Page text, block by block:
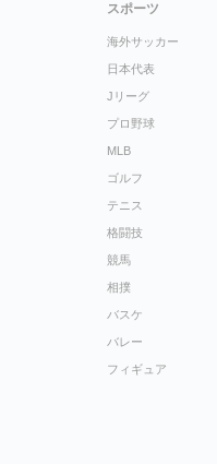
スポーツ
海外サッカー
日本代表
Jリーグ
プロ野球
MLB
ゴルフ
テニス
格闘技
競馬
相撲
バスケ
バレー
フィギュア